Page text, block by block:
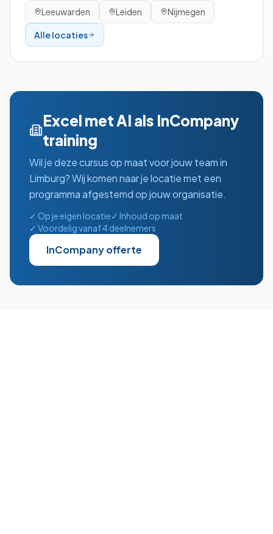
Leeuwarden Leiden Nijmegen
Alle locaties
Excel met AI als InCompany
training
Wil je deze cursus op maat voor jouw team in
Limburg? Wij komen naar je locatie met een
programma afgestemd op jouw organisatie.
✓ Op je eigen locatie✓ Inhoud op maat
✓ Voordelig vanaf 4 deelnemers
InCompany offerte